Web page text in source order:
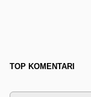
TOP KOMENTARI